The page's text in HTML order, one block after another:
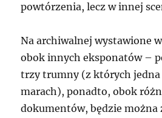
powtórzenia, lecz w innej
Na archiwalnej wystawione
obok innych eksponatów –
trzy trumny (z których jedna
marach), ponadto, obok
dokumentów, będzie można